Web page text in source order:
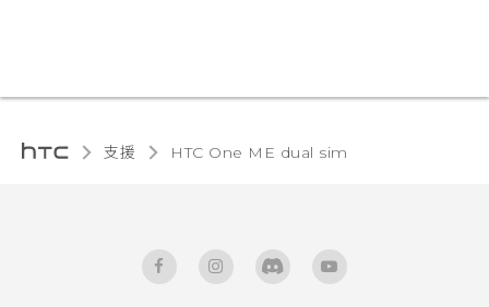
支援 HTC One ME dual sim‎